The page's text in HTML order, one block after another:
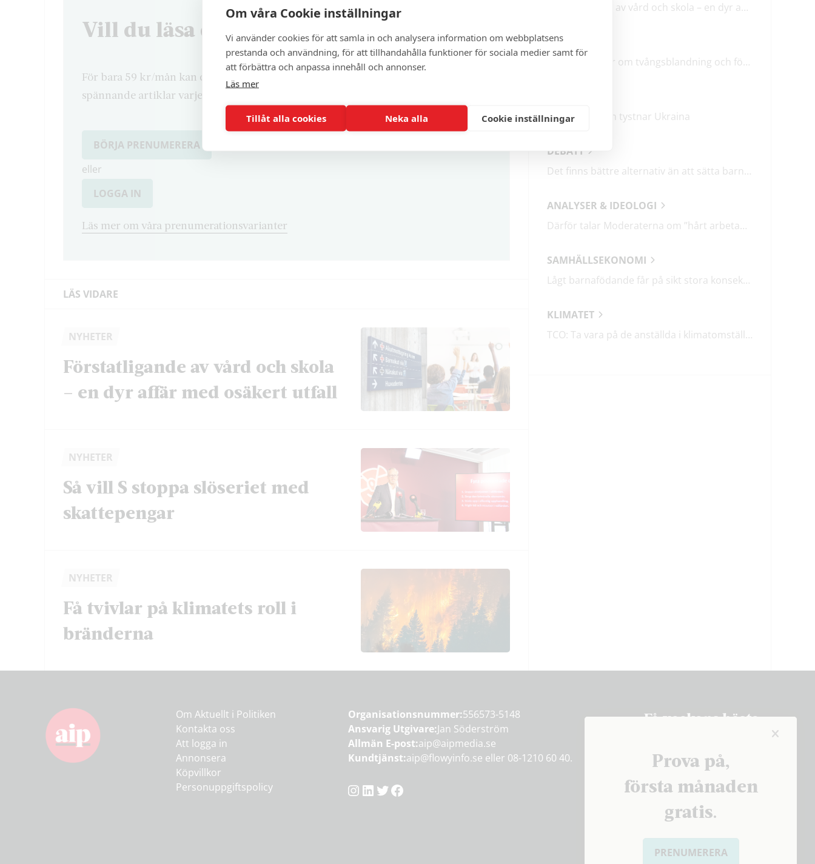
Om våra Cookie inställningar
Vi använder cookies för att samla in och analysera information om webbplatsens
prestanda och användning, för att tillhandahålla funktioner för sociala medier samt för
att förbättra och anpassa innehåll och annonser.
Läs mer
Tillåt alla cookies Neka alla Cookie inställningar
Prova på,
första månaden
gratis.
PRENUMERERA
Vill du läsa denna artikel?
För bara 59 kr/mån kan du läsa både denna och cirka 100 andra exklusiva och
spännande artiklar varje månad.
BÖRJA PRENUMERERA
eller
LOGGA IN
Läs mer om våra prenumerationsvarianter
LÄS VIDARE
NYHETER
Förstatligande av vård och skola
– en dyr affär med osäkert utfall
NYHETER
Så vill S stoppa slöseriet med
skattepengar
NYHETER
Få tvivlar på klimatets roll i
bränderna
Förstatligande av vård och skola – en dyr affär med osäkert utfall
LEDARE
M & SD hycklar om tvångsblandning och förvärrar segregationen
Mitt i frukosten tystnar Ukraina
DEBATT
Det finns bättre alternativ än att sätta barn i fängelse
ANALYSER & IDEOLOGI
Därför talar Moderaterna om ”hårt arbetande människor”
SAMHÄLLSEKONOMI
Lågt barnafödande får på sikt stora konsekvenser
KLIMATET
TCO: Ta vara på de anställda i klimatomställningen
Om Aktuellt i Politiken
Kontakta oss
Att logga in
Annonsera
Köpvillkor
Personuppgiftspolicy
Organisationsnummer:556573-5148
Ansvarig Utgivare:Jan Söderström
Allmän E-post:aip@aipmedia.se
Kundtjänst:aip@flowyinfo.se eller 08-1210 60 40.
Instagram
LinkedIn
Twitter
Facebook
Få veckans bästa
PRENUMERERA